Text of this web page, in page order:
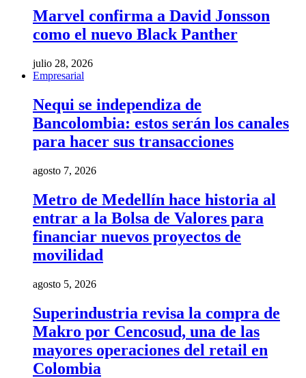
Marvel confirma a David Jonsson
como el nuevo Black Panther
julio 28, 2026
Empresarial
Nequi se independiza de
Bancolombia: estos serán los canales
para hacer sus transacciones
agosto 7, 2026
Metro de Medellín hace historia al
entrar a la Bolsa de Valores para
financiar nuevos proyectos de
movilidad
agosto 5, 2026
Superindustria revisa la compra de
Makro por Cencosud, una de las
mayores operaciones del retail en
Colombia